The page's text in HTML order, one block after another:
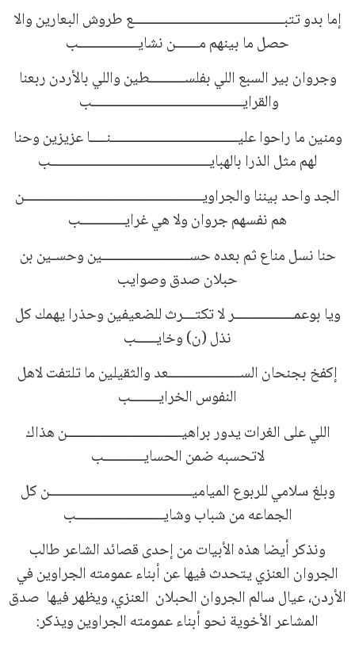
إما بدو تتبــــــــــــــــــــــــــــــــــــــع طروش البعارين والا
حصل ما بينهم مــــــن نشايـــــــــــــــب
وجروان بير السبع اللي بفلســـــــــطين واللي بالأردن ربعنا
والقرايــــــــــــــــــــــــــــــــــــــب
ومنين ما راحوا عليــــــــــــــــــــــــــــــــنــــا عزيزين وحنا
لهم مثل الذرا بالهبايــــــــــــــــــــــــــــــــــــــــب
الجد واحد بيننا والجراويـــــــــــــــــــــــــــــــــــــــــــــن
هم نفسهم جروان ولا هي غرايـــــــــــب
حنا نسل مناع ثم بعده حســــــــــــــــــــــين وحسـين بن
حبلان صدق وصوايب
ويا بوعمـــــــــــــــر لا تكتـــرث للضعيفين وحذرا يهمك كل
نذل (ن) وخايـــــب
إكفخ بجنحان الســــــــــــــــــعد والثقيلين ما تلتفت لاهل
النفوس الخرايـــــــب
اللي على الغرات يدور براهيـــــــــــــــــــــــــــــن هذاك
لاتحسبه ضمن الحسايــــــــــب
وبلغ سلامي للربوع المياميــــــــــــــــــــــــــــــــــــن كل
الجماعه من شباب وشايــــــــــــــــــــــب
ونذكر أيضا هذه الأبيات من إحدى قصائد الشاعر طالب
الجروان العنزي يتحدث فيها عن أبناء عمومته الجراوين في
الأردن، عيال سالم الجروان الحبلان العنزي، ويظهر فيها صدق
المشاعر الأخوية نحو أبناء عمومته الجراوين ويذكر: